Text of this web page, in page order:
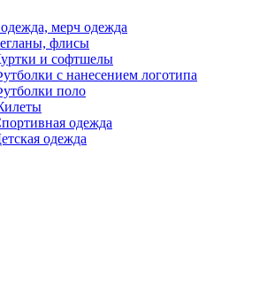
мерч одежда
флисы
и софтшелы
с нанесением логотипа
поло
одежда
одежда